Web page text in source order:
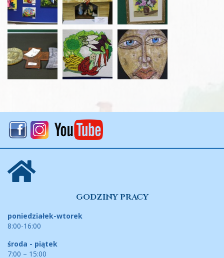
GODZINY PRACY
poniedziałek-wtorek
8:00-16:00
środa - piątek
7:00 – 15:00